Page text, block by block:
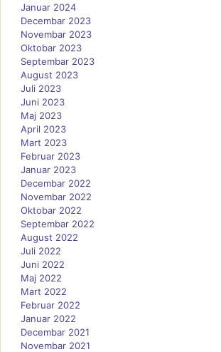
Januar 2024
Decembar 2023
Novembar 2023
Oktobar 2023
Septembar 2023
August 2023
Juli 2023
Juni 2023
Maj 2023
April 2023
Mart 2023
Februar 2023
Januar 2023
Decembar 2022
Novembar 2022
Oktobar 2022
Septembar 2022
August 2022
Juli 2022
Juni 2022
Maj 2022
Mart 2022
Februar 2022
Januar 2022
Decembar 2021
Novembar 2021